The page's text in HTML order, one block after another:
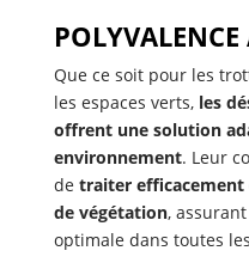
POLYVALENCE
Que ce soit pour les
les espaces verts, les
offrent une solution
environnement. Leur
de traiter
de végétation,
optimale dans toutes